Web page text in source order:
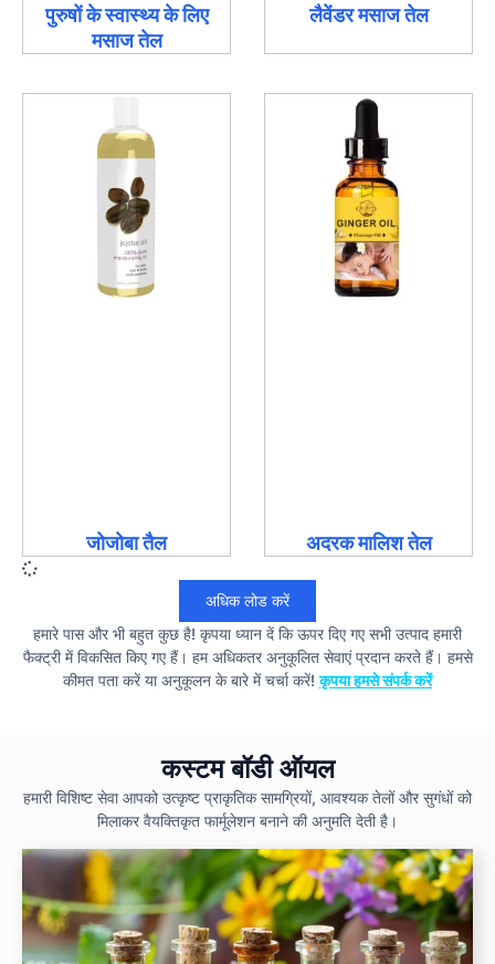
पुरुषों के स्वास्थ्य के लिए
मसाज तेल
लैवेंडर मसाज तेल
जोजोबा तैल अदरक मालिश तेल
अधिक लोड करें
हमारे पास और भी बहुत कुछ है! कृपया ध्यान दें कि ऊपर दिए गए सभी उत्पाद हमारी
फैक्ट्री में विकसित किए गए हैं। हम अधिकतर अनुकूलित सेवाएं प्रदान करते हैं। हमसे
कीमत पता करें या अनुकूलन के बारे में चर्चा करें!कृपया हमसे संपर्क करें
कस्टम बॉडी ऑयल
हमारी विशिष्ट सेवा आपको उत्कृष्ट प्राकृतिक सामग्रियों, आवश्यक तेलों और सुगंधों को
मिलाकर वैयक्तिकृत फार्मूलेशन बनाने की अनुमति देती है।